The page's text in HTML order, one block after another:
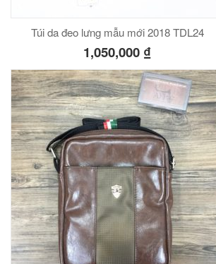
Túi da đeo lưng mẫu mới 2018 TDL24
1,050,000 ₫